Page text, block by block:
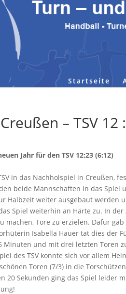
Startseite
– TSV 12
Jahr für den TSV 12:23 (6:12)
in das Nachholspiel in Creußen,
beide Mannschaften in das Spiel
Halbzeit weiter ausgebaut werden
Spiel weiterhin an Härte zu. In der
machen, Tore zu erzielen. Dafür
Isabella Hauer tat dies der
Minuten und mit drei letzten Toren
des TSV konnte sich vor allem
Toren (7/3) in die
20 Sekunden ging das Spiel leider